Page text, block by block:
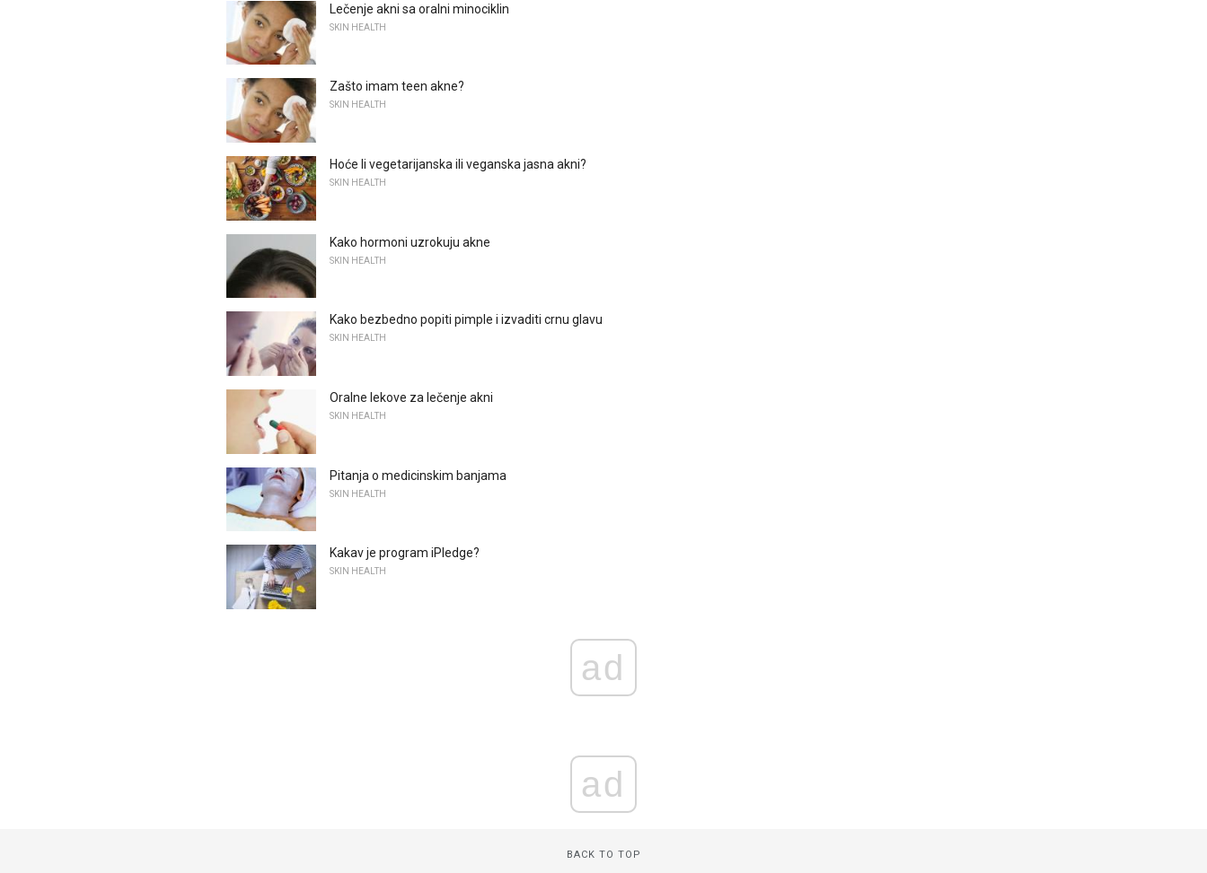
Lečenje akni sa oralni minociklin
SKIN HEALTH
Zašto imam teen akne?
SKIN HEALTH
Hoće li vegetarijanska ili veganska jasna akni?
SKIN HEALTH
Kako hormoni uzrokuju akne
SKIN HEALTH
Kako bezbedno popiti pimple i izvaditi crnu glavu
SKIN HEALTH
Oralne lekove za lečenje akni
SKIN HEALTH
Pitanja o medicinskim banjama
SKIN HEALTH
Kakav je program iPledge?
SKIN HEALTH
ad
ad
BACK TO TOP